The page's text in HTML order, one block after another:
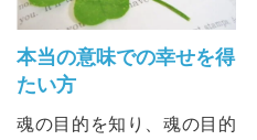
本当の意味での幸せを得
たい方
魂の目的を知り、魂の目的